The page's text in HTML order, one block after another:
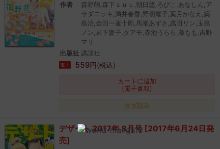
作者
森野萌,森下ｓｕｕ,朝日悠,ろびこ,あなしん,ア
サダニッキ,満井春香,野切耀子,葉月かなえ,築
島治,金田一蓮十郎,馬瀬あずさ,萬田リン,玉島
ノン,岩下慶子,タアモ,赤池うらら,藤もも,吉野
マリ
出版社 講談社
電子 559円(税込)
カートに追加
(電子書籍)
タダ読み
デザート 2017年 8月号 [2017年6月24日発
売]